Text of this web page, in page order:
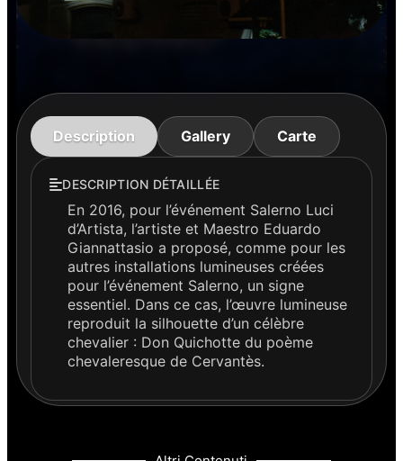
Description Gallery Carte
DESCRIPTION DÉTAILLÉE
En 2016, pour l’événement Salerno Luci
d’Artista, l’artiste et Maestro Eduardo
Giannattasio a proposé, comme pour les
autres installations lumineuses créées
pour l’événement Salerno, un signe
essentiel. Dans ce cas, l’œuvre lumineuse
reproduit la silhouette d’un célèbre
chevalier : Don Quichotte du poème
chevaleresque de Cervantès.